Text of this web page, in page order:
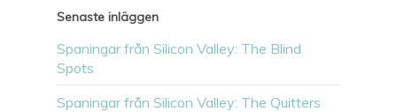
Senaste inläggen
Spaningar från Silicon Valley: The Blind
Spots
Spaningar från Silicon Valley: The Quitters